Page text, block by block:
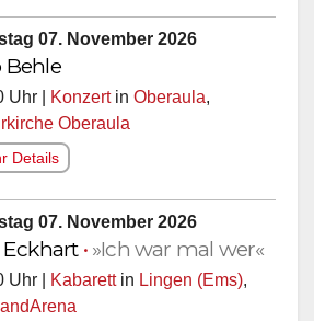
07. November 2026
Behle
Uhr | Konzertin Oberaula,
Oberaula
Details
07. November 2026
Eckhart • »Ich war mal wer«
Uhr | Kabarettin Lingen (Ems),